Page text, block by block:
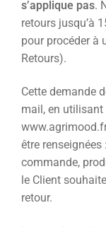
s’applique pas.
retours jusqu’à
pour procéder à
Retours).
Cette demande
mail, en
être
commande,
le Client
retour.